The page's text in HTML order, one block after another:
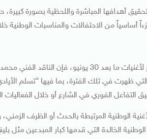
أهدافها المباشرة واللحظية بصورة
أساسياً من الاحتفالات والمناسبات الوطنية
ورغم إشادته بالتأثير الجماهيري الكبير لأغنيات
ظهرت في تلك الفترة، بما فيها “تسلم
الفوري في الشارع أو خلال الفعاليات
الوطنية المرتبطة بالحدث أو الظرف
الوطنية الخالدة التي قدمها كبار المبدعين